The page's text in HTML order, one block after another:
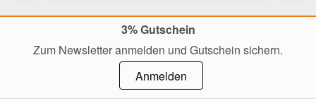
3% Gutschein
Zum Newsletter anmelden und Gutschein sichern.
Anmelden